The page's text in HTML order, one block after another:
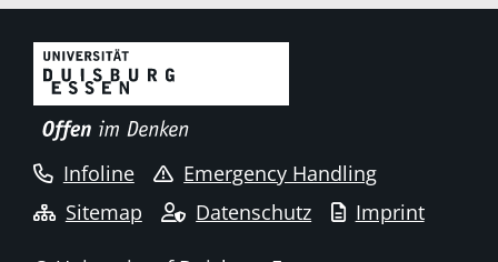
Infoline
Emergency Handling
Sitemap
Datenschutz Imprint